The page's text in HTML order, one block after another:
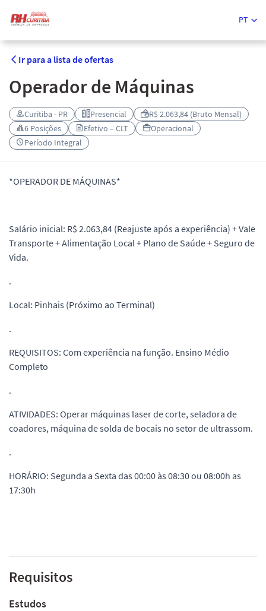
PT
Ir para a lista de ofertas
Operador de Máquinas
Curitiba - PR Presencial
R$ 2.063,84 (Bruto Mensal)
6 Posições
Efetivo – CLT
Operacional
Período Integral
*OPERADOR DE MÁQUINAS*
Salário inicial: R$ 2.063,84 (Reajuste após a experiência) + Vale
Transporte + Alimentação Local + Plano de Saúde + Seguro de
Vida.
.
Local: Pinhais (Próximo ao Terminal)
.
REQUISITOS: Com experiência na função. Ensino Médio
Completo
.
ATIVIDADES: Operar máquinas laser de corte, seladora de
coadores, máquina de solda de bocais no setor de ultrassom.
.
HORÁRIO: Segunda a Sexta das 00:00 às 08:30 ou 08:00h as
17:30h
Requisitos
Estudos